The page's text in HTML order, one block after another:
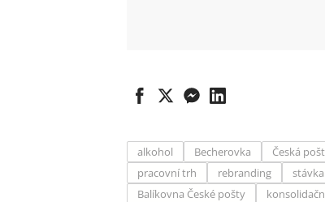
alkohol Becherovka Česká
pracovní trh
rebranding stávka
Balíkovna České pošty